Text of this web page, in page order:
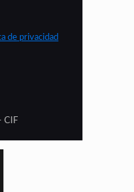
de privacidad
CIF